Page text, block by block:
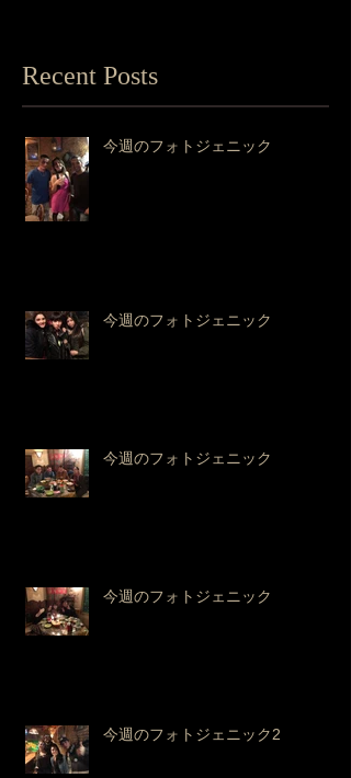
Recent Posts
今週のフォトジェニック
今週のフォトジェニック
今週のフォトジェニック
今週のフォトジェニック
今週のフォトジェニック2